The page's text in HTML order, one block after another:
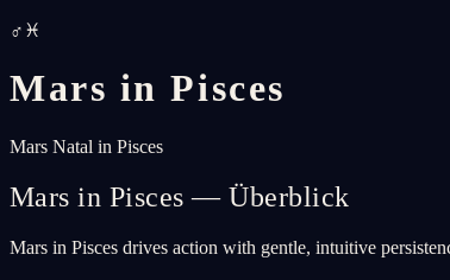
♂ ♓
Mars inPisces
Mars Natal in Pisces
Mars in Pisces — Überblick
Mars in Pisces drives action with gentle, intuitive